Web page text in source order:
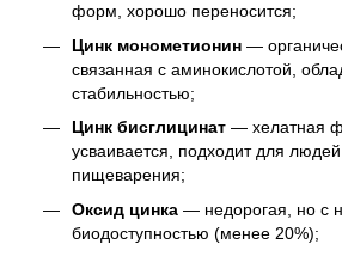
форм, хорошо переносится;
Цинк монометионин —
связанная с аминокислотой,
стабильностью;
Цинк бисглицинат — хелатная
усваивается, подходит для
пищеварения;
Оксид цинка — недорогая, но с
биодоступностью (менее 20%);